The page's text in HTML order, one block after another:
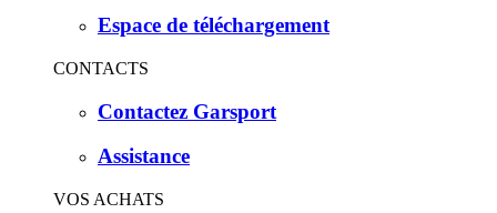
Espace de téléchargement
CONTACTS
Contactez Garsport
Assistance
VOS ACHATS